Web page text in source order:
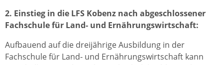
2. Einstieg in die LFS Kobenz nach abgeschlossener
Fachschule für Land- und Ernährungswirtschaft:
Aufbauend auf die dreijährige Ausbildung in der
Fachschule für Land- und Ernährungswirtschaft kann